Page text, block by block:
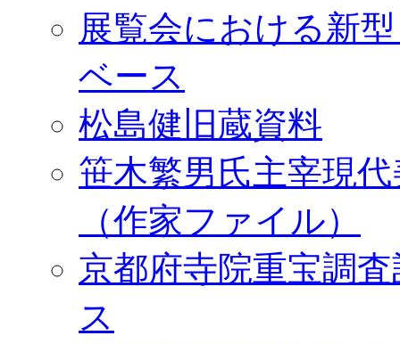
展覧会における新
ベース
松島健旧蔵資料
笹木繁男氏主宰現
（作家ファイル）
京都府寺院重宝調
ス